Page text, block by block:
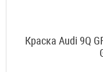
Краска Audi 9Q